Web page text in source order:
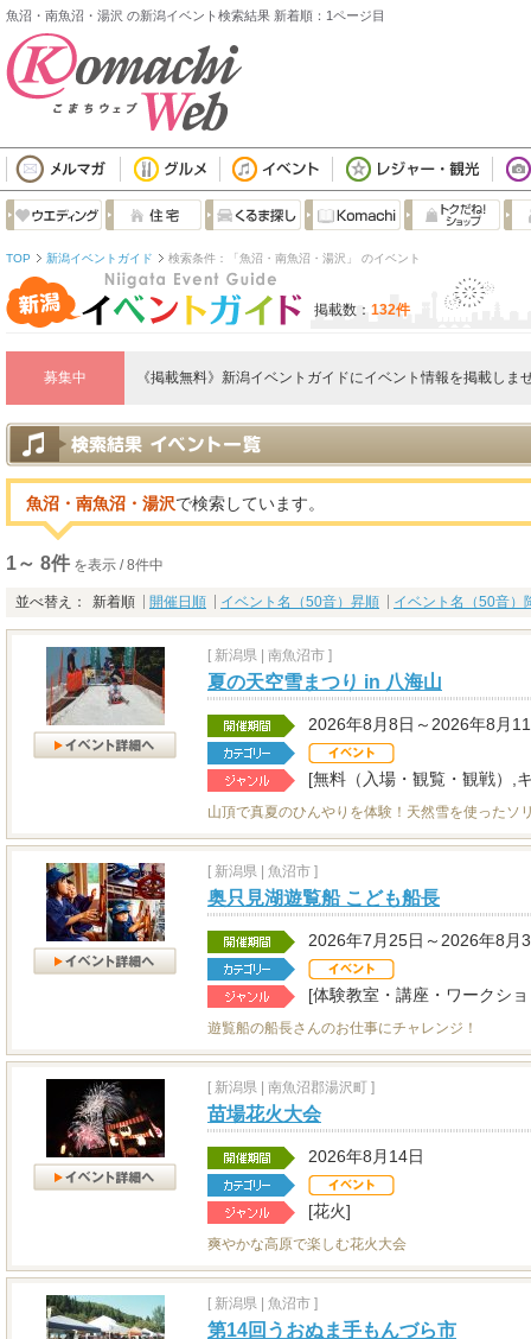
魚沼・南魚沼・湯沢 の新潟イベント検索結果 新着順：1ページ目
TOP 新潟イベントガイド 検索条件：「魚沼・南魚沼・湯沢」 のイベント
掲載数： 132件
募集中 《掲載無料》新潟イベントガイドにイベント情報を掲載しま
魚沼・南魚沼・湯沢で検索しています。
1～ 8件 を表示 / 8件中
並べ替え： 新着順 開催日順 イベント名（50音）昇順 イベント名（50音）
[ 新潟県 南魚沼市 ]
夏の天空雪まつり in 八海山
2026年8月8日～2026年8月
[無料（入場・観覧・観戦）,
山頂で真夏のひんやりを体験！天然雪を使ったソ
[ 新潟県 魚沼市 ]
奥只見湖遊覧船 こども船長
2026年7月25日～2026年8月
[体験教室・講座・ワークシ
遊覧船の船長さんのお仕事にチャレンジ！
[ 新潟県 南魚沼郡湯沢町 ]
苗場花火大会
2026年8月14日
[花火]
爽やかな高原で楽しむ花火大会
[ 新潟県 魚沼市 ]
第14回うおぬま手もんづら市